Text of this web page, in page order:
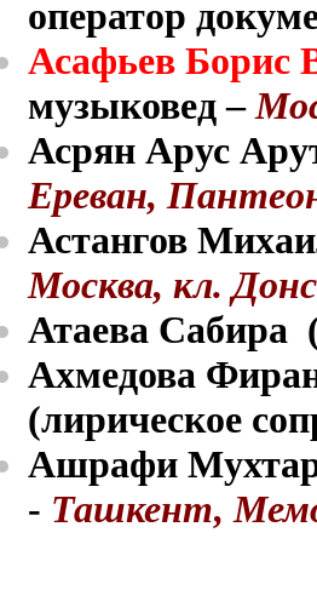
оператор
Асафьев Борис
музыковед –
Асрян Арус
Ереван,
Астангов
Москва, кл.
Атаева Сабира
Ахмедова
(лирическое
Ашрафи
- Ташкент,